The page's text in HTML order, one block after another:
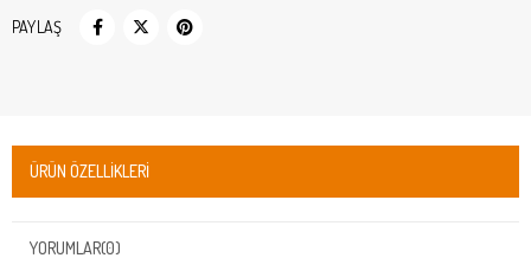
PAYLAŞ
ÜRÜN ÖZELLIKLERI
YORUMLAR(0)